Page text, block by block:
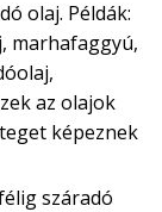
olaj. Példák:
marhafaggyú,
az olajok
képeznek
száradó